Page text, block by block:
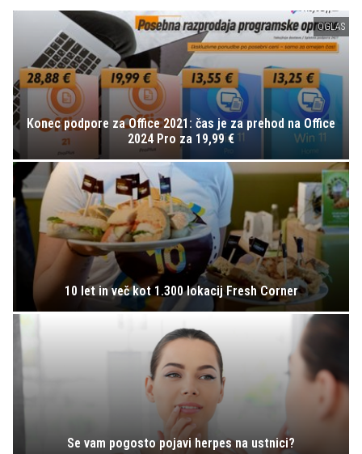
OGLAS
Konec podpore za Office 2021: čas je za prehod na Office
2024 Pro za 19,99 €
10 let in več kot 1.300 lokacij Fresh Corner
Se vam pogosto pojavi herpes na ustnici?